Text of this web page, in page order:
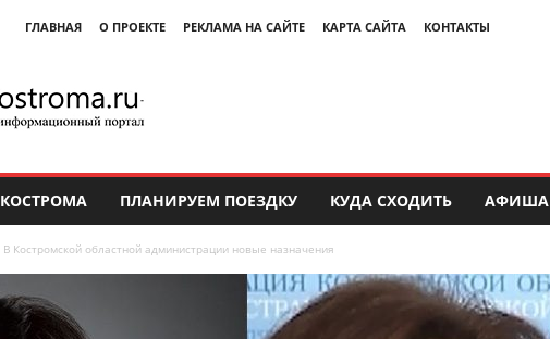
ГЛАВНАЯ О ПРОЕКТЕ РЕКЛАМА НА САЙТЕ КАРТА САЙТА КОНТАКТЫ
КОСТРОМА ПЛАНИРУЕМ ПОЕЗДКУ КУДА СХОДИТЬ АФИША
В Костромской областной администрации новые назначения